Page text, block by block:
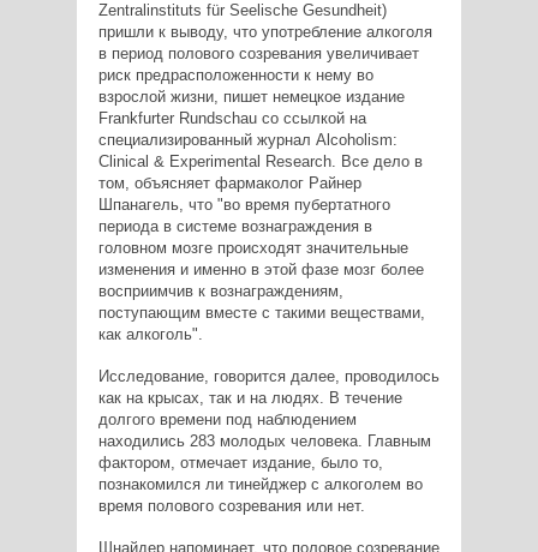
Zentralinstituts für Seelische Gesundheit)
пришли к выводу, что употребление алкоголя
в период полового созревания увеличивает
риск предрасположенности к нему во
взрослой жизни, пишет немецкое издание
Frankfurter Rundschau со ссылкой на
специализированный журнал Alcoholism:
Clinical & Experimental Research. Все дело в
том, объясняет фармаколог Райнер
Шпанагель, что "во время пубертатного
периода в системе вознаграждения в
головном мозге происходят значительные
изменения и именно в этой фазе мозг более
восприимчив к вознаграждениям,
поступающим вместе с такими веществами,
как алкоголь".
Исследование, говорится далее, проводилось
как на крысах, так и на людях. В течение
долгого времени под наблюдением
находились 283 молодых человека. Главным
фактором, отмечает издание, было то,
познакомился ли тинейджер с алкоголем во
время полового созревания или нет.
Шнайдер напоминает, что половое созревание